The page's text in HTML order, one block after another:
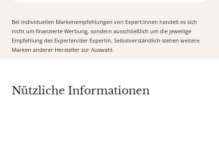
Bei individuellen Markenempfehlungen von Expert:Innen handelt es sich
nicht um finanzierte Werbung, sondern ausschließlich um die jeweilige
Empfehlung des Experten/der Expertin. Selbstverständlich stehen weitere
Marken anderer Hersteller zur Auswahl.
Nützliche Informationen